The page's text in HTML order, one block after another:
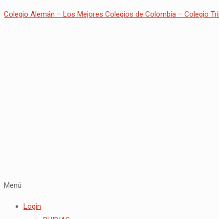
Colegio Alemán – Los Mejores Colegios de Colombia – Colegio
Menú
Login